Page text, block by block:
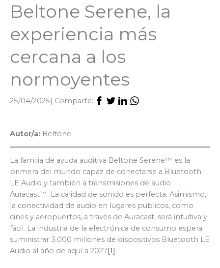
Beltone Serene, la
experiencia más
cercana a los
normoyentes
25/04/2025| Comparte:
Autor/a: Beltone
La familia de ayuda auditiva Beltone Serene™ es la
primera del mundo capaz de conectarse a Bluetooth
LE Audio y también a transmisiones de audio
Auracast™. La calidad de sonido es perfecta. Asimismo,
la conectividad de audio en lugares públicos, como
cines y aeropuertos, a través de Auracast, será intuitiva y
fácil. La industria de la electrónica de consumo espera
suministrar 3.000 millones de dispositivos Bluetooth LE
Audio al año de aquí a 2027[1].